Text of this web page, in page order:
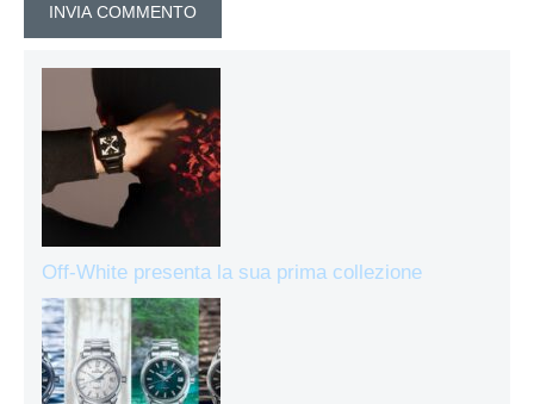
Off-White presenta la sua prima collezione